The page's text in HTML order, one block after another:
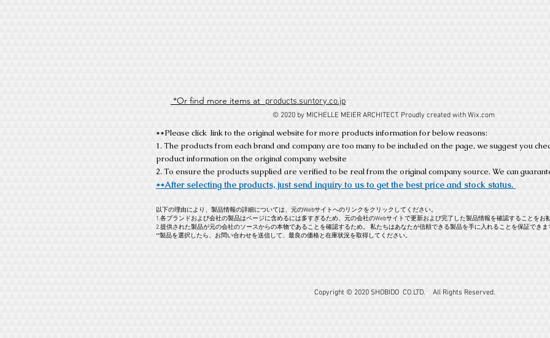
*Or find more items at products.suntory.co.jp
© 2020 by MICHELLE MEIER ARCHITECT. Proudly created with Wix.com
**Please click link to the original website for more products information for below reasons:
1. The products from each brand and company are too many to be included on the page, we suggest you
product information on the original company website
2. To ensure the products supplied are verified to be real from the original company source. We can
**After selecting the products, just send inquiry to us to get the best price and stock status.
以下の理由により、製品情報の詳細については、元のWebサイトへのリンクをクリックしてください。
1.各ブランドおよび会社の製品はページに含めるには多すぎるため、元の会社のWebサイトで更新および完了した製品情報を確認することをお
2.提供された製品が元の会社のソースからの本物であることを確認するため。 私たちはあなたが信頼できる製品を手に入れることを保証できま
**製品を選択したら、お問い合わせを送信して、最良の価格と在庫状況を取得してください。
Copyright © 2020 SHOBIDO CO.LTD. All Rights Reserved.